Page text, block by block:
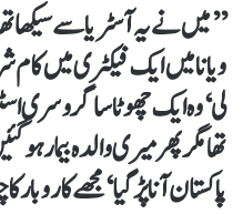
’’میں نے یہ آسٹریا سے سیکھا
ویانا میں ایک فیکٹری میں کام
لی‘ وہ ایک چھوٹا سا گروسری
تھا مگر پھر میری والدہ بیمار
پاکستان آنا پڑ گیا‘ مجھے کاروبار